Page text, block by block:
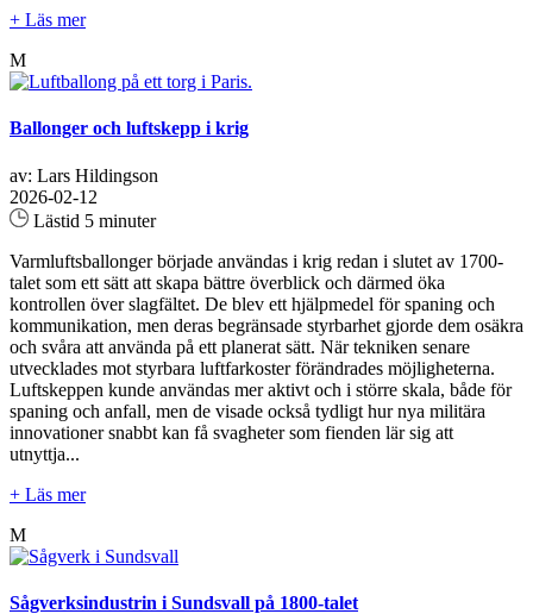
+ Läs mer
M
Ballonger och luftskepp i krig
av: Lars Hildingson
2026-02-12
Lästid 5 minuter
Varmluftsballonger började användas i krig redan i slutet av 1700-
talet som ett sätt att skapa bättre överblick och därmed öka
kontrollen över slagfältet. De blev ett hjälpmedel för spaning och
kommunikation, men deras begränsade styrbarhet gjorde dem osäkra
och svåra att använda på ett planerat sätt. När tekniken senare
utvecklades mot styrbara luftfarkoster förändrades möjligheterna.
Luftskeppen kunde användas mer aktivt och i större skala, både för
spaning och anfall, men de visade också tydligt hur nya militära
innovationer snabbt kan få svagheter som fienden lär sig att
utnyttja...
+ Läs mer
M
Sågverksindustrin i Sundsvall på 1800-talet